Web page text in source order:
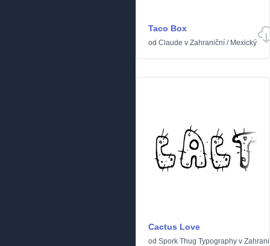
Taco Box
od Claude v Zahraniční / Mexický
Cactus Love
od Spork Thug Typography v